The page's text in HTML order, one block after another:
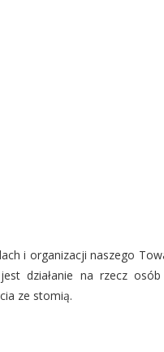
i organizacji naszego
działanie na rzecz
ze stomią.